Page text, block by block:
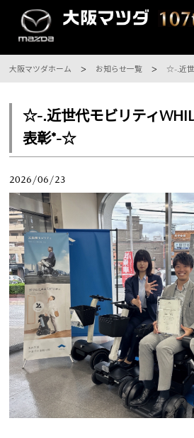
大阪マツダホーム お知らせ一覧 ☆-.近世代
☆-.近世代モビリティ
表彰*-☆
2026/06/23